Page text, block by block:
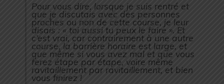
Pour vous dire, lorsque je suis rentré et
que je discutais avec des personnes
proches ou non de cette course, je leur
disais : « toi aussi tu peux le faire ». Et
c’est vrai, car contrairement à une autre
course, la barrière horaire est large, et
que même si vous avez mal et que vous
ferez étape par étape, voire même
ravitaillement par ravitaillement, et bien
vous finirez !